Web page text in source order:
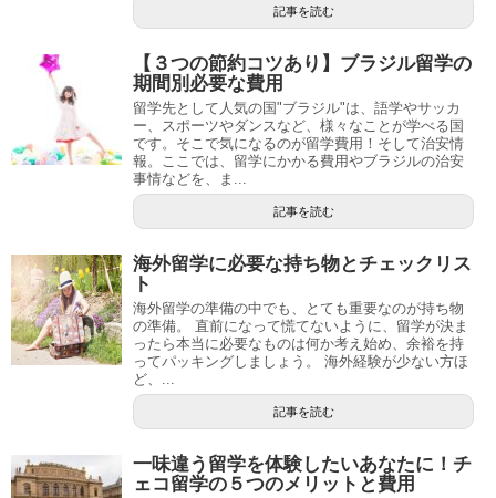
記事を読む
【３つの節約コツあり】ブラジル留学の
期間別必要な費用
留学先として人気の国"ブラジル"は、語学やサッカ
ー、スポーツやダンスなど、様々なことが学べる国
です。そこで気になるのが留学費用！そして治安情
報。ここでは、留学にかかる費用やブラジルの治安
事情などを、ま...
記事を読む
海外留学に必要な持ち物とチェックリス
ト
海外留学の準備の中でも、とても重要なのが持ち物
の準備。 直前になって慌てないように、留学が決ま
ったら本当に必要なものは何か考え始め、余裕を持
ってパッキングしましょう。 海外経験が少ない方ほ
ど、...
記事を読む
一味違う留学を体験したいあなたに！チ
ェコ留学の５つのメリットと費用